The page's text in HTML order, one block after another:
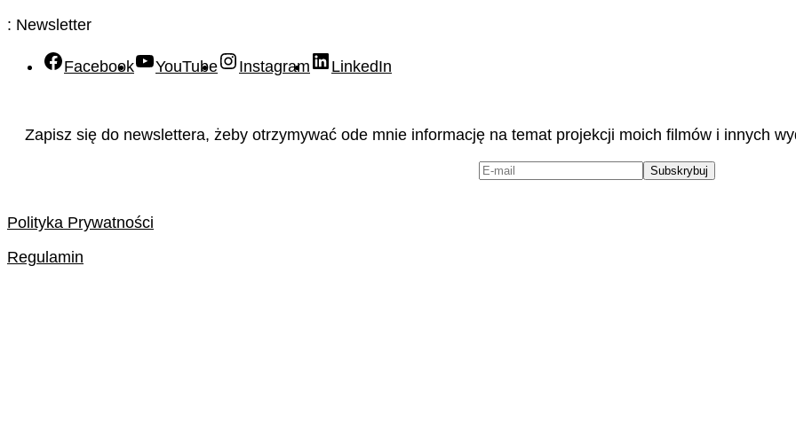
: Newsletter
Facebook YouTube Instagram LinkedIn
Zapisz się do newslettera, żeby otrzymywać ode mnie informację na temat projekcji moich filmów i innych
Polityka Prywatności
Regulamin